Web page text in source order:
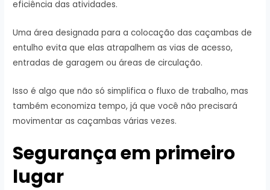
eficiência das atividades.
Uma área designada para a colocação das caçambas de
entulho evita que elas atrapalhem as vias de acesso,
entradas de garagem ou áreas de circulação.
Isso é algo que não só simplifica o fluxo de trabalho, mas
também economiza tempo, já que você não precisará
movimentar as caçambas várias vezes.
Segurança em primeiro
lugar